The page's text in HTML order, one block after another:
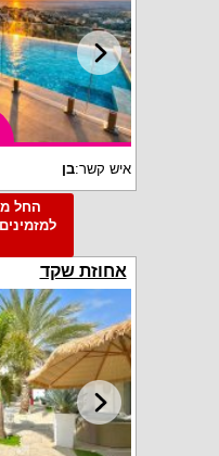
איש קשר:בן
אחוזת שקד